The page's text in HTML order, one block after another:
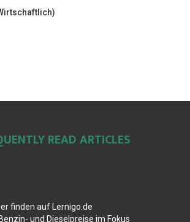
READ ARTICLES
finden auf Lernigo.de
und Dieselpreise im Fokus